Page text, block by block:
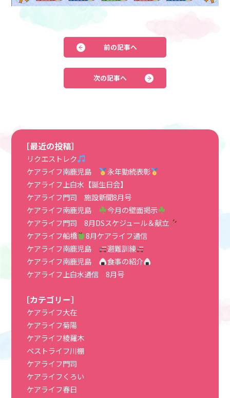
前の記事へ
次の記事へ
［最近の投稿］
リクエストレク
ケアライフ南鹿児島
永年勤続表彰
ケアライフ上白水【誕生日会】
ケアライフ門司 施設新聞8月号
ケアライフ南鹿児島
今月の壁面掲示
ケアライフ門司 8月DSスケジュール＆献立
ケアライフ船橋
8月ケアライフ通信
ケアライフ南鹿児島
避難訓練
ケアライフ南鹿児島
食事の紹介
ケアライフ上白水通信 8月号
［カテゴリー］
ケアライフ大在
ケアライフ菊陽
ケアライフ綾羅木
ベストライフ川棚
ケアライフ門司
ケアライフくろい
ケアライフ春日